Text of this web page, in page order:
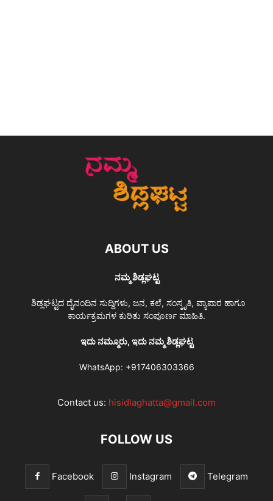
ABOUT US
ನಮ್ಮ ಶಿಡ್ಲಘಟ್ಟ
ಶಿಡ್ಲಘಟ್ಟದ ದೈನಂದಿನ ಸುದ್ದಿಗಳು, ಜನ, ಕಲೆ, ಸಂಸ್ಕೃತಿ, ವ್ಯಾಪಾರ ಹಾಗೂ
ಕಾರ್ಯಕ್ರಮಗಳ ಕುರಿತು ಸಂಪೂರ್ಣ ಮಾಹಿತಿ.
ಇದು ನಮ್ಮೂರು, ಇದು ನಮ್ಮ ಶಿಡ್ಲಘಟ್ಟ
WhatsApp: +917406303366
Contact us: hisidlaghatta@gmail.com
FOLLOW US
Facebook Instagram Telegram